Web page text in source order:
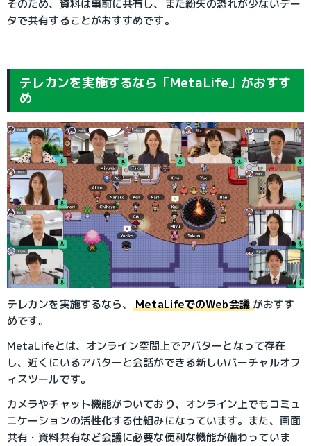
そのため、資料は事前に共有し、また紛失の恐れが少ないデー
タで共有することがおすすめです。
テレカンを実施するなら「MetaLife」がおすす
め
テレカンを実施するなら、MetaLifeでのWeb会議がおすす
めです。
MetaLifeとは、オンライン空間上でアバターとなって存在
し、近くにいるアバターと会話ができる新しいバーチャルオフ
ィスツールです。
カメラやチャット機能がついており、オンライン上でもコミュ
ニケーションの活性化する仕組みになっています。また、画面
共有・資料共有など会議に必要な便利な機能が備わっていま